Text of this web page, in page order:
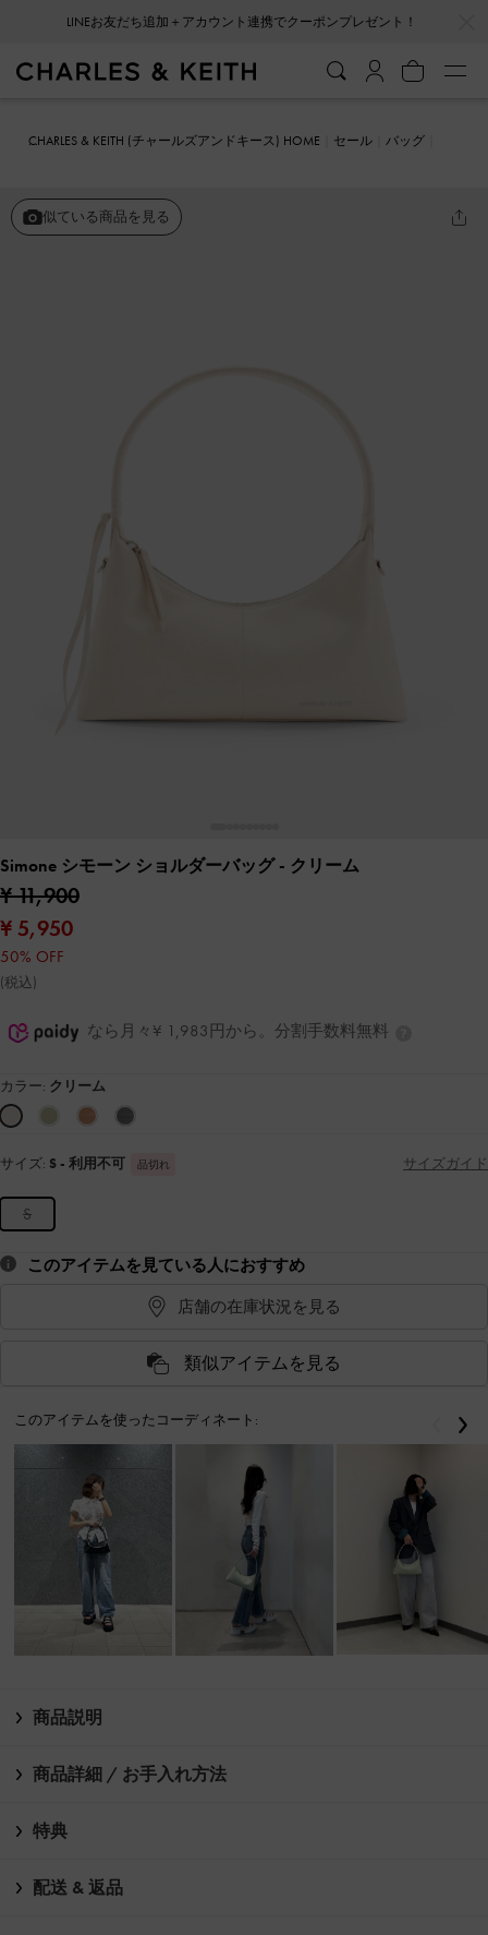
LINEお友だち追加＋アカウント連携でクーポンプレゼント！
CHARLES & KEITH (チャールズアンドキース) HOME セール
バッグ
似ている商品を見る
Simone シモーン ショルダーバッグ- クリーム
¥ 11,900
¥ 5,950
50% OFF
(税込)
なら月々¥ 1,983円から。分割手数料無料
カラー: クリーム
サイズ: S - 利用不可 品切れ サイズガイド
S
このアイテムを見ている人におすすめ
店舗の在庫状況を見る
類似アイテムを見る
このアイテムを使ったコーディネート: 戻る
商品説明
商品詳細 / お手入れ方法
特典
配送 & 返品